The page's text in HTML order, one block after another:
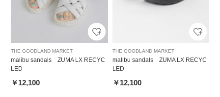
THE GOODLAND MARKET
malibu sandals ZUMA LX RECYC
LED
￥12,100
THE GOODLAND MARKET
malibu sandals ZUMA LX RECYC
LED
￥12,100